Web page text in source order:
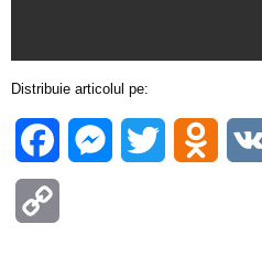
Distribuie articolul pe:
FacebookMessenger
Twitter